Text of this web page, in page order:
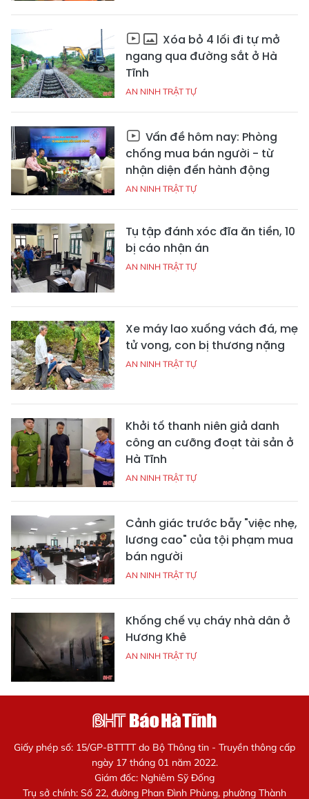
Xóa bỏ 4 lối đi tự mở
ngang qua đường sắt ở Hà
Tĩnh
AN NINH TRẬT TỰ
Vấn đề hôm nay: Phòng
chống mua bán người - từ
nhận diện đến hành động
AN NINH TRẬT TỰ
Tụ tập đánh xóc đĩa ăn tiền, 10
bị cáo nhận án
AN NINH TRẬT TỰ
Xe máy lao xuống vách đá, mẹ
tử vong, con bị thương nặng
AN NINH TRẬT TỰ
Khởi tố thanh niên giả danh
công an cưỡng đoạt tài sản ở
Hà Tĩnh
AN NINH TRẬT TỰ
Cảnh giác trước bẫy "việc nhẹ,
lương cao" của tội phạm mua
bán người
AN NINH TRẬT TỰ
Khống chế vụ cháy nhà dân ở
Hương Khê
AN NINH TRẬT TỰ
Giấy phép số: 15/GP-BTTTT do Bộ Thông tin - Truyền thông cấp
ngày 17 tháng 01 năm 2022.
Giám đốc: Nghiêm Sỹ Đống
Trụ sở chính: Số 22, đường Phan Đình Phùng, phường Thành